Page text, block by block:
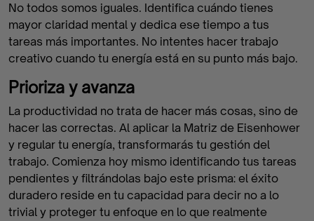
No todos somos iguales. Identifica cuándo tienes
mayor claridad mental y dedica ese tiempo a tus
tareas más importantes. No intentes hacer trabajo
creativo cuando tu energía está en su punto más bajo.
Prioriza y avanza
La productividad no trata de hacer más cosas, sino de
hacer las correctas. Al aplicar la Matriz de Eisenhower
y regular tu energía, transformarás tu gestión del
trabajo. Comienza hoy mismo identificando tus tareas
pendientes y filtrándolas bajo este prisma: el éxito
duradero reside en tu capacidad para decir no a lo
trivial y proteger tu enfoque en lo que realmente